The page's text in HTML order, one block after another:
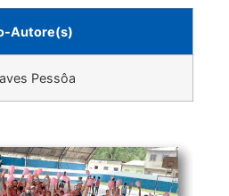
Autore(s)
Pessôa